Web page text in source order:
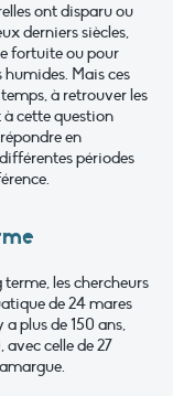
ont disparu ou
derniers siècles,
fortuite ou pour
Mais ces
à retrouver les
à cette question
en
périodes
terme, les chercheurs
de 24 mares
plus de 150 ans,
avec celle de 27